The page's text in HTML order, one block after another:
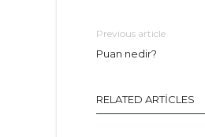
Previous article
Puan nedir?
RELATED ARTICLES